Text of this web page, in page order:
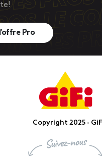
Pro
Copyright 2025 -